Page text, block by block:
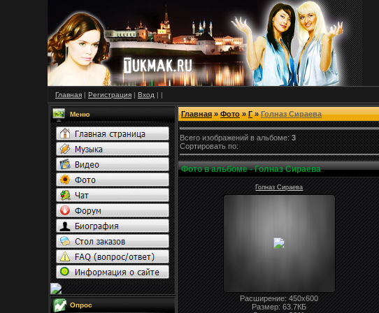
Главная | Регистрация | Вход | |
Меню
Опрос
Главная»Фото»Г »Голназ Сираева
Всегоизображенийвальбоме:3
Сортировать по:
Фото в альбоме- Голназ Сираева
Голназ Сираева
Расширение: 450x600
Размер: 63.7КБ